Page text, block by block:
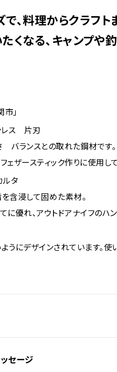
、料理からクラフト
くなる、キャンプや
」
レス 片刃
ランスとの取れた鋼材です。
ザースティック作りに使用し
ルタ
含浸して固めた素材。
に優れ、アウトドアナイフのハ
うにデザインされています。
セージ